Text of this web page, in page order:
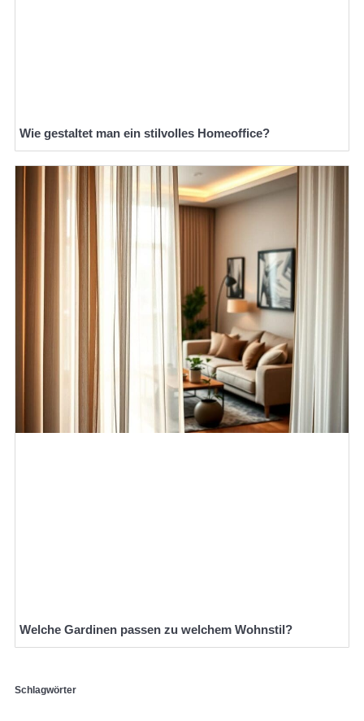
Wie gestaltet man ein stilvolles Homeoffice?
Welche Gardinen passen zu welchem Wohnstil?
Schlagwörter